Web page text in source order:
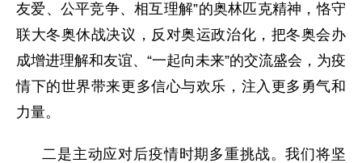
友爱、公平竞争、相互理解”的奥林匹克精神，恪守
联大冬奥休战决议，反对奥运政治化，把冬奥会办
成增进理解和友谊、“一起向未来”的交流盛会，为疫
情下的世界带来更多信心与欢乐，注入更多勇气和
力量。
二是主动应对后疫情时期多重挑战。我们将坚